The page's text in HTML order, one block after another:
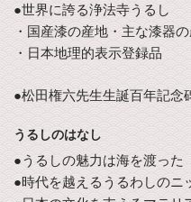
●世界に誇る浄法寺うるし
・国産漆の産地・主な漆器
・日本地理的表示登録品
●松田権六先生生誕百年記念
うるしのはなし
●うるしの魅力は海を渡った
●時代を越えるうるわしのニ